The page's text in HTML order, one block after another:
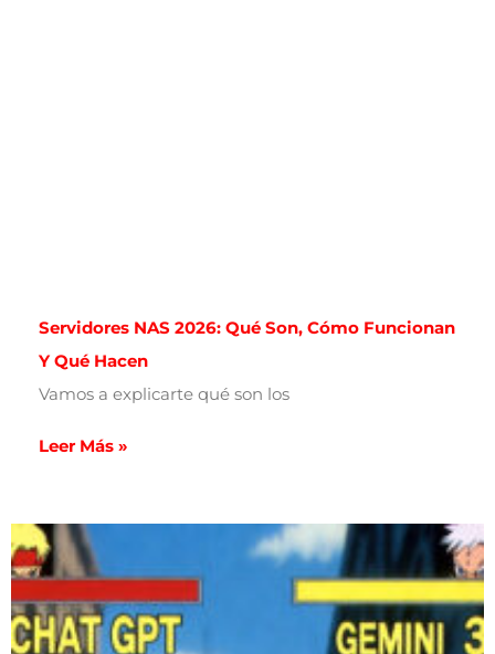
Servidores NAS 2026: Qué Son, Cómo Funcionan
Y Qué Hacen
Vamos a explicarte qué son los
Leer Más »